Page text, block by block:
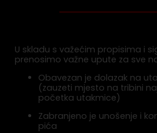
U skladu s važećim propisima i
prenosimo važne upute za sve
Obavezan je dolazak na
(zauzeti mjesto na tribini
početka utakmice)
Zabranjeno je unošenje i
pića